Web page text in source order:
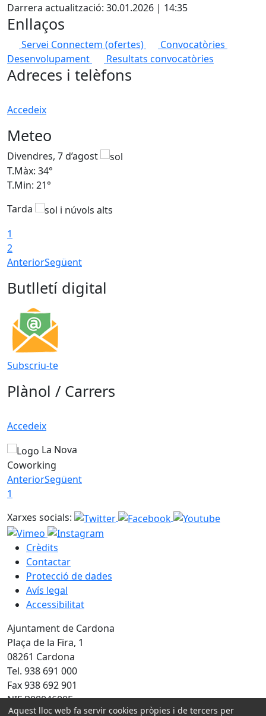
Darrera actualització: 30.01.2026 | 14:35
Enllaços
Servei Connectem (ofertes)
Convocatòries
Desenvolupament
Resultats convocatòries
Adreces i telèfons
Accedeix
Meteo
Divendres, 7 d’agost
T.Màx: 34°
T.Min: 21°
Tarda
1
2
AnteriorSegüent
Butlletí digital
Subscriu-te
Plànol / Carrers
Accedeix
La Nova
Coworking
AnteriorSegüent
1
Xarxes socials:
Crèdits
Contactar
Protecció de dades
Avís legal
Accessibilitat
Ajuntament de Cardona
Plaça de la Fira, 1
08261 Cardona
Tel. 938 691 000
Fax 938 692 901
NIF P0804600E
Aquest lloc web fa servir cookies pròpies i de tercers per